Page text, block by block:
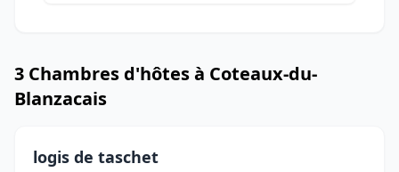
3 Chambres d'hôtes à Coteaux-du-
Blanzacais
logis de taschet